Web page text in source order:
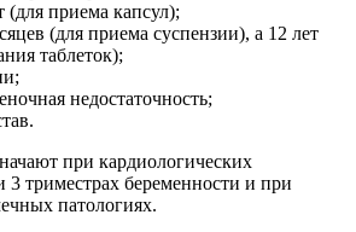
(для приема капсул);
(для приема суспензии), а 12 лет
таблеток);
недостаточность;
при кардиологических
3 триместрах беременности и при
патологиях.